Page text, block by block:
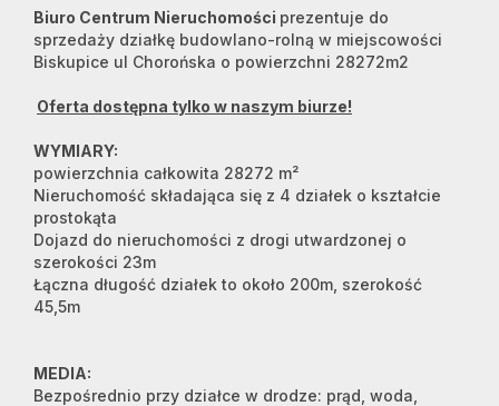
Biuro Centrum Nieruchomości prezentuje do
sprzedaży działkę budowlano-rolną w miejscowości
Biskupice ul Chorońska o powierzchni 28272m2
Oferta dostępna tylko w naszym biurze!
WYMIARY:
powierzchnia całkowita 28272 m²
Nieruchomość składająca się z 4 działek o kształcie
prostokąta
Dojazd do nieruchomości z drogi utwardzonej o
szerokości 23m
Łączna długość działek to około 200m, szerokość
45,5m
MEDIA:
Bezpośrednio przy działce w drodze: prąd, woda,